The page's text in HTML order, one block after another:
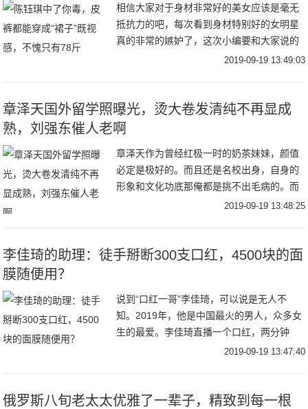
相信大家对于身材非常好的美女应该是毫无
抵抗力的吧，每次看到身材特别好的女明星
真的非常的嫉妒了，这次小编要和大家说的
就是唐嫣旗下最火的小花陈钰琪，她的身材
2019-09-19 13:49:03
章泽天国外留学照曝光，烫大卷发清纯不再显成
熟，刘强东催人老啊
章泽天作为曾经红极一时的奶茶妹妹，颜值
必定是极好的。而且还是名校出身，自身的
形象和文化功底那俺都是挑不出毛病的。而
且现在的章泽天已经褪去曾经的青涩，越来
2019-09-19 13:48:25
李佳琦的助理：徒手掰断300支口红，4500块的面
膜随便用？
说到“口红一哥”李佳琦，可以说是无人不
知。2019年，他是中国最火的男人，众多女
生的最爱。李佳琦直播一个口红，两分钟
内，口红就能在线上销售一空，线下也是几
2019-09-19 13:47:40
俄罗斯八旬老太太优雅了一辈子，精致到每一根